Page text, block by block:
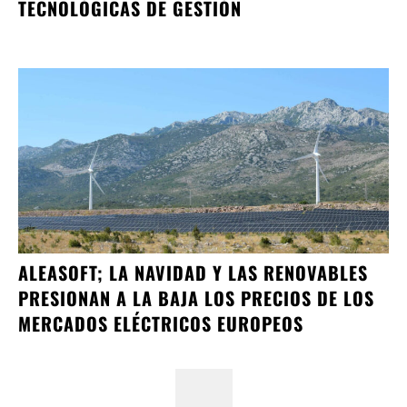
TECNOLÓGICAS DE GESTIÓN
ALEASOFT; LA NAVIDAD Y LAS RENOVABLES
PRESIONAN A LA BAJA LOS PRECIOS DE LOS
MERCADOS ELÉCTRICOS EUROPEOS